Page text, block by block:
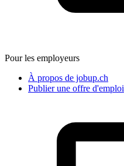
Pour les employeurs
À propos de jobup.ch
Publier une offre d'emploi